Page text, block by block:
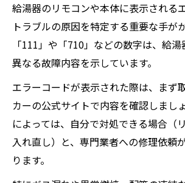
給湯器のリモコンや本体に表示される
トラブルの原因を特定する重要な手が
「111」や「710」などの数字は、給
異なる故障内容を示しています。
エラーコードが表示された際は、まず
カーの公式サイトで内容を確認しまし
によっては、自分で対処できる場合（
入れ直し）と、専門業者への修理依頼
ります。